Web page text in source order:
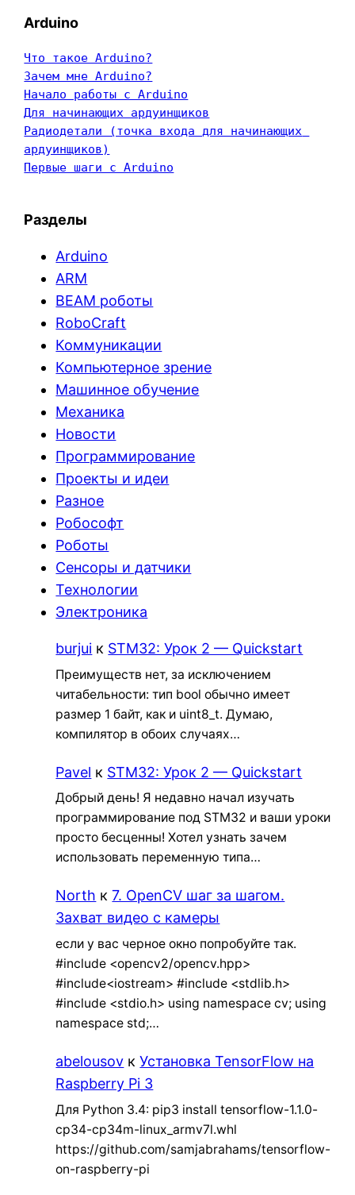
Arduino
Что такое Arduino?
Зачем мне Arduino?
Начало работы с Arduino
Для начинающих ардуинщиков
Радиодетали (точка входа для начинающих
ардуинщиков)
Первые шаги с Arduino
Разделы
Arduino
ARM
BEAM роботы
RoboCraft
Коммуникации
Компьютерное зрение
Машинное обучение
Механика
Новости
Программирование
Проекты и идеи
Разное
Робософт
Роботы
Сенсоры и датчики
Технологии
Электроника
burjui к STM32: Урок 2 — Quickstart
Преимуществ нет, за исключением
читабельности: тип bool обычно имеет
размер 1 байт, как и uint8_t. Думаю,
компилятор в обоих случаях…
Pavel к STM32: Урок 2 — Quickstart
Добрый день! Я недавно начал изучать
программирование под STM32 и ваши уроки
просто бесценны! Хотел узнать зачем
использовать переменную типа…
North к7. OpenCV шаг за шагом.
Захват видео с камеры
если у вас черное окно попробуйте так.
#include <opencv2/opencv.hpp>
#include<iostream> #include <stdlib.h>
#include <stdio.h> using namespace cv; using
namespace std;…
abelousov кУстановка TensorFlow на
Raspberry Pi 3
Для Python 3.4: pip3 install tensorflow-1.1.0-
cp34-cp34m-linux_armv7l.whl
https://github.com/samjabrahams/tensorflow-
on-raspberry-pi